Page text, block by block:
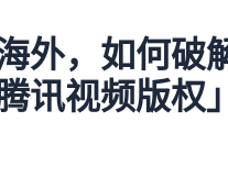
外，如何破
讯视频版权